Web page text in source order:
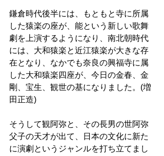
鎌倉時代後半には、もともと寺に所属
した猿楽の座が、能という新しい歌舞
劇を上演するようになり、南北朝時代
には、大和猿楽と近江猿楽が大きな存
在となり、なかでも奈良の興福寺に属
した大和猿楽四座が、今日の金春、金
剛、宝生、観世の基になりました。(増
田正造)
そうして観阿弥と、その長男の世阿弥
父子の天才が出て、日本の文化に新た
に演劇というジャンルを打ち立てまし